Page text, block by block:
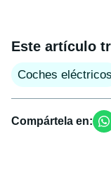
Este artículo
Coches eléctricos
Compártela en: